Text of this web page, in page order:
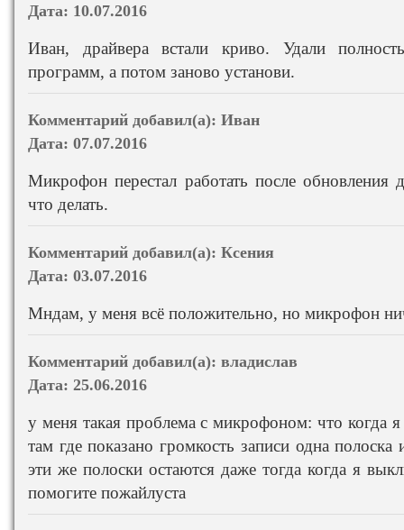
Дата: 10.07.2016
Иван, драйвера встали криво. Удали
программ, а потом заново установи.
Комментарий добавил(а): Иван
Дата: 07.07.2016
Микрофон перестал работать после обновления
что делать.
Комментарий добавил(а): Ксения
Дата: 03.07.2016
Мндам, у меня всё положительно, но микрофон
Комментарий добавил(а): владислав
Дата: 25.06.2016
у меня такая проблема с микрофоном: что когда
там где показано громкость записи одна
эти же полоски остаются даже тогда когда я
помогите пожайлуста